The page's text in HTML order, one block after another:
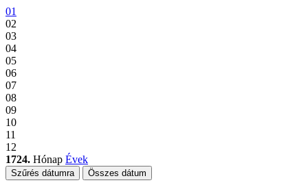
01
02
03
04
05
06
07
08
09
10
11
12
1724. Hónap Évek
Szűrés dátumra Összes dátum